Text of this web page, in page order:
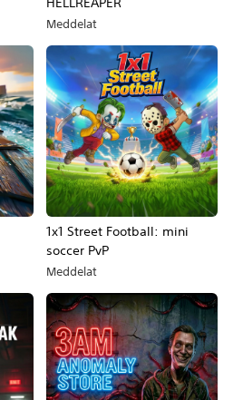
Meddelat
1x1 Street Football: mini
soccer PvP
Meddelat